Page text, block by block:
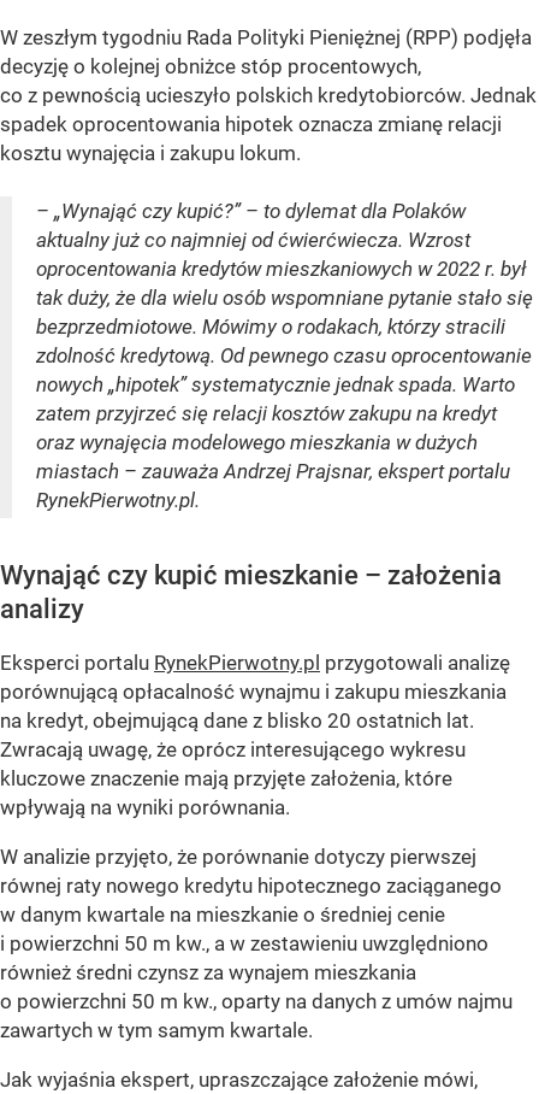
W zeszłym tygodniu Rada Polityki Pieniężnej (RPP) podjęła
decyzję o kolejnej obniżce stóp procentowych,
co z pewnością ucieszyło polskich kredytobiorców. Jednak
spadek oprocentowania hipotek oznacza zmianę relacji
kosztu wynajęcia i zakupu lokum.
– „Wynająć czy kupić?” – to dylemat dla Polaków
aktualny już co najmniej od ćwierćwiecza. Wzrost
oprocentowania kredytów mieszkaniowych w 2022 r. był
tak duży, że dla wielu osób wspomniane pytanie stało się
bezprzedmiotowe. Mówimy o rodakach, którzy stracili
zdolność kredytową. Od pewnego czasu oprocentowanie
nowych „hipotek” systematycznie jednak spada. Warto
zatem przyjrzeć się relacji kosztów zakupu na kredyt
oraz wynajęcia modelowego mieszkania w dużych
miastach – zauważa Andrzej Prajsnar, ekspert portalu
RynekPierwotny.pl.
Wynająć czy kupić mieszkanie – założenia
analizy
Eksperci portalu RynekPierwotny.pl przygotowali analizę
porównującą opłacalność wynajmu i zakupu mieszkania
na kredyt, obejmującą dane z blisko 20 ostatnich lat.
Zwracają uwagę, że oprócz interesującego wykresu
kluczowe znaczenie mają przyjęte założenia, które
wpływają na wyniki porównania.
W analizie przyjęto, że porównanie dotyczy pierwszej
równej raty nowego kredytu hipotecznego zaciąganego
w danym kwartale na mieszkanie o średniej cenie
i powierzchni 50 m kw., a w zestawieniu uwzględniono
również średni czynsz za wynajem mieszkania
o powierzchni 50 m kw., oparty na danych z umów najmu
zawartych w tym samym kwartale.
Jak wyjaśnia ekspert, upraszczające założenie mówi,